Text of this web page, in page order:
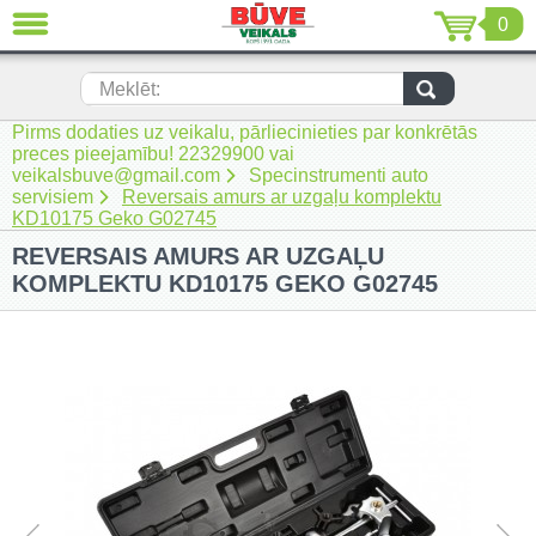
0
Meklēt:
Pirms dodaties uz veikalu, pārliecinieties par konkrētās
preces pieejamību! 22329900 vai
veikalsbuve@gmail.com
Specinstrumenti auto
servisiem
Reversais amurs ar uzgaļu komplektu
KD10175 Geko G02745
REVERSAIS AMURS AR UZGAĻU
KOMPLEKTU KD10175 GEKO G02745
AIZVĒRT
Jaunumi (230)
Akumulatora instrumenti (205)
Akumulatoru lādētāji un piederumi
(116)
Auto ķīmija un piederumi kopšanai
(22)
Elektroinstrumenti (69)
Rokas elektroinstrumenti (2)